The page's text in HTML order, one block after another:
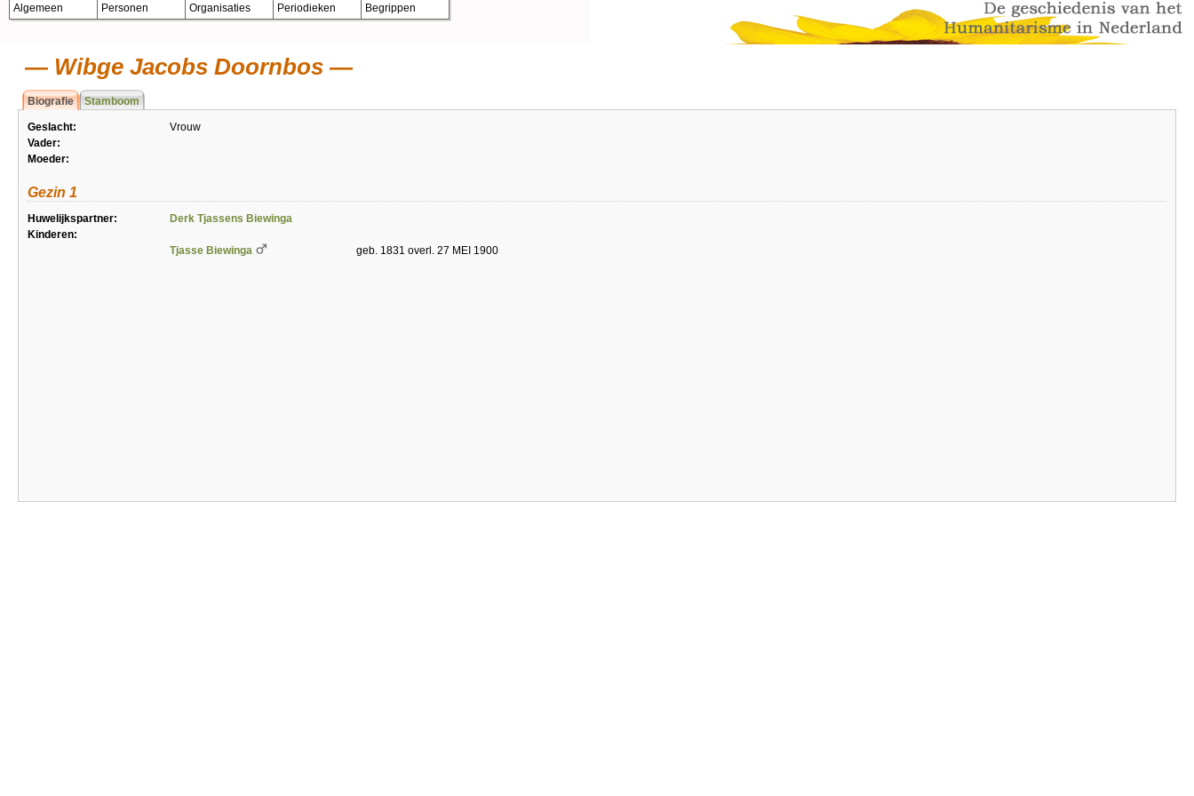
Algemeen Personen Organisaties Periodieken Begrippen
Wibge Jacobs Doornbos
Biografie Stamboom
Geslacht:
Vrouw
Vader:
Moeder:
Gezin 1
Huwelijkspartner:
Derk Tjassens Biewinga
Kinderen:
Tjasse Biewinga
geb. 1831 overl. 27 MEI 1900